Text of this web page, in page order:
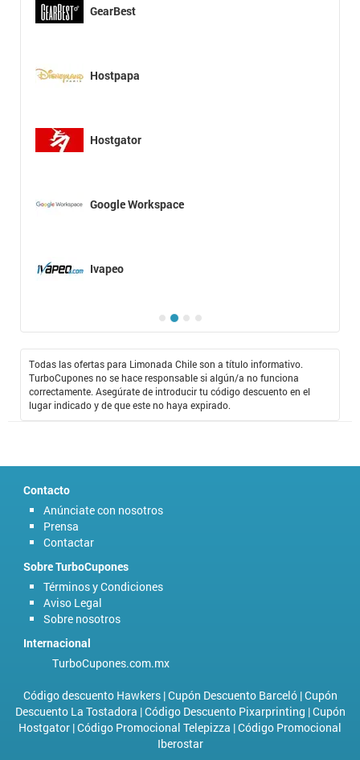
GearBest
Hostpapa
Hostgator
Google Workspace
Ivapeo
Todas las ofertas para Limonada Chile son a título informativo.
TurboCupones no se hace responsable si algún/a no funciona
correctamente. Asegúrate de introducir tu código descuento en el
lugar indicado y de que este no haya expirado.
Contacto
Anúnciate con nosotros
Prensa
Contactar
Sobre TurboCupones
Términos y Condiciones
Aviso Legal
Sobre nosotros
Internacional
TurboCupones.com.mx
Código descuento Hawkers|Cupón Descuento Barceló|Cupón
Descuento La Tostadora |Código Descuento Pixarprinting |Cupón
Hostgator |Código Promocional Telepizza |Código Promocional
Iberostar